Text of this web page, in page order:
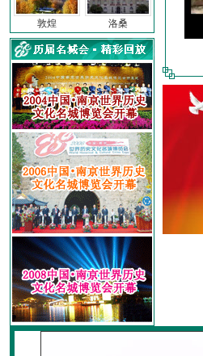
敦煌 洛桑